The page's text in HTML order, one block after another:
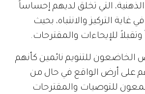
التي تخلق لديهم إحساساً
غاية التركيز والانتباه، بحيث
وتقبلاً للإيحاءات والمقترحات.
الخاضعون للتنويم نائمين كأنهم
على أرض الواقع في حال من
للتوصيات والمقترحات